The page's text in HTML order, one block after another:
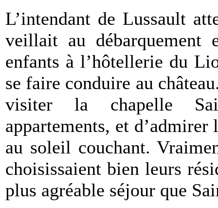
L’intendant de Lussault
veillait au débarquement
enfants à l’hôtellerie du
se faire conduire au
visiter la chapelle
appartements, et
au soleil couchant.
choisissaient bien leurs
plus agréable séjour que